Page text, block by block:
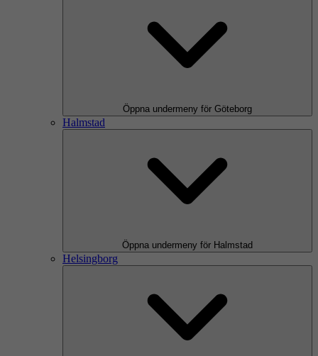
Öppna undermeny för Göteborg
Halmstad
Öppna undermeny för Halmstad
Helsingborg